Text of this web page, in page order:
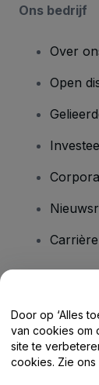
Ons bedrijf
Over
Open
Carrière
Door op ‘Alles
van cookies om
site te
cookies. Zie ons